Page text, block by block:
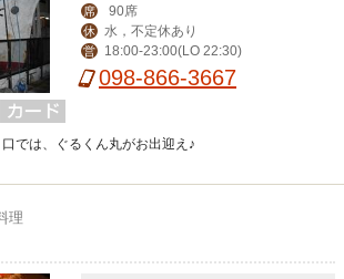
席 90席
休 水，不定休あり
営 18:00-23:00(LO 22:30)
098-866-3667
では、ぐるくん丸がお出迎え♪
理